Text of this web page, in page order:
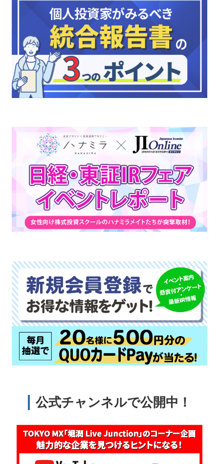
公式チャンネルで公開中！